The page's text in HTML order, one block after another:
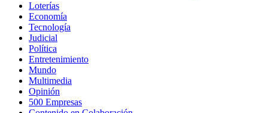
Loterías
Economía
Tecnología
Judicial
Política
Entretenimiento
Mundo
Multimedia
Opinión
500 Empresas